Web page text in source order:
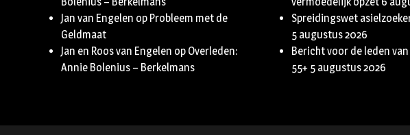
Jan van Engelen op Probleem met de
Geldmaat
Jan en Roos van Engelen op Overleden:
Annie Bolenius – Berkelmans
Spreidingswet
5 augustus 2026
Bericht voor de leden
55+ 5 augustus 2026